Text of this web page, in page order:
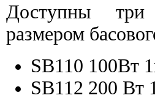
Доступны три
размером
SB110 100Вт
SB112 200 Вт